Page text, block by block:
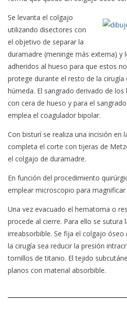
Se levanta el colgajo
utilizando disectores con
el objetivo de separar la
duramadre (meninge más externa) y
adheridos al hueso para que estos
protege durante el resto de la cirugía
húmeda. El sangrado derivado de
con cera de hueso y para el
emplea el coagulador bipolar.
Con bisturí se realiza una incisión en
completa el corte con tijeras de
el colgajo de duramadre.
En función del procedimiento
emplear microscopio para
Una vez evacuado el hematoma o
procede al cierre. Para ello se sutura
irreabsorbible. Se fija el colgajo
la cirugía sea reducir la presión
tornillos de titanio. El tejido
planos con material absorbible.